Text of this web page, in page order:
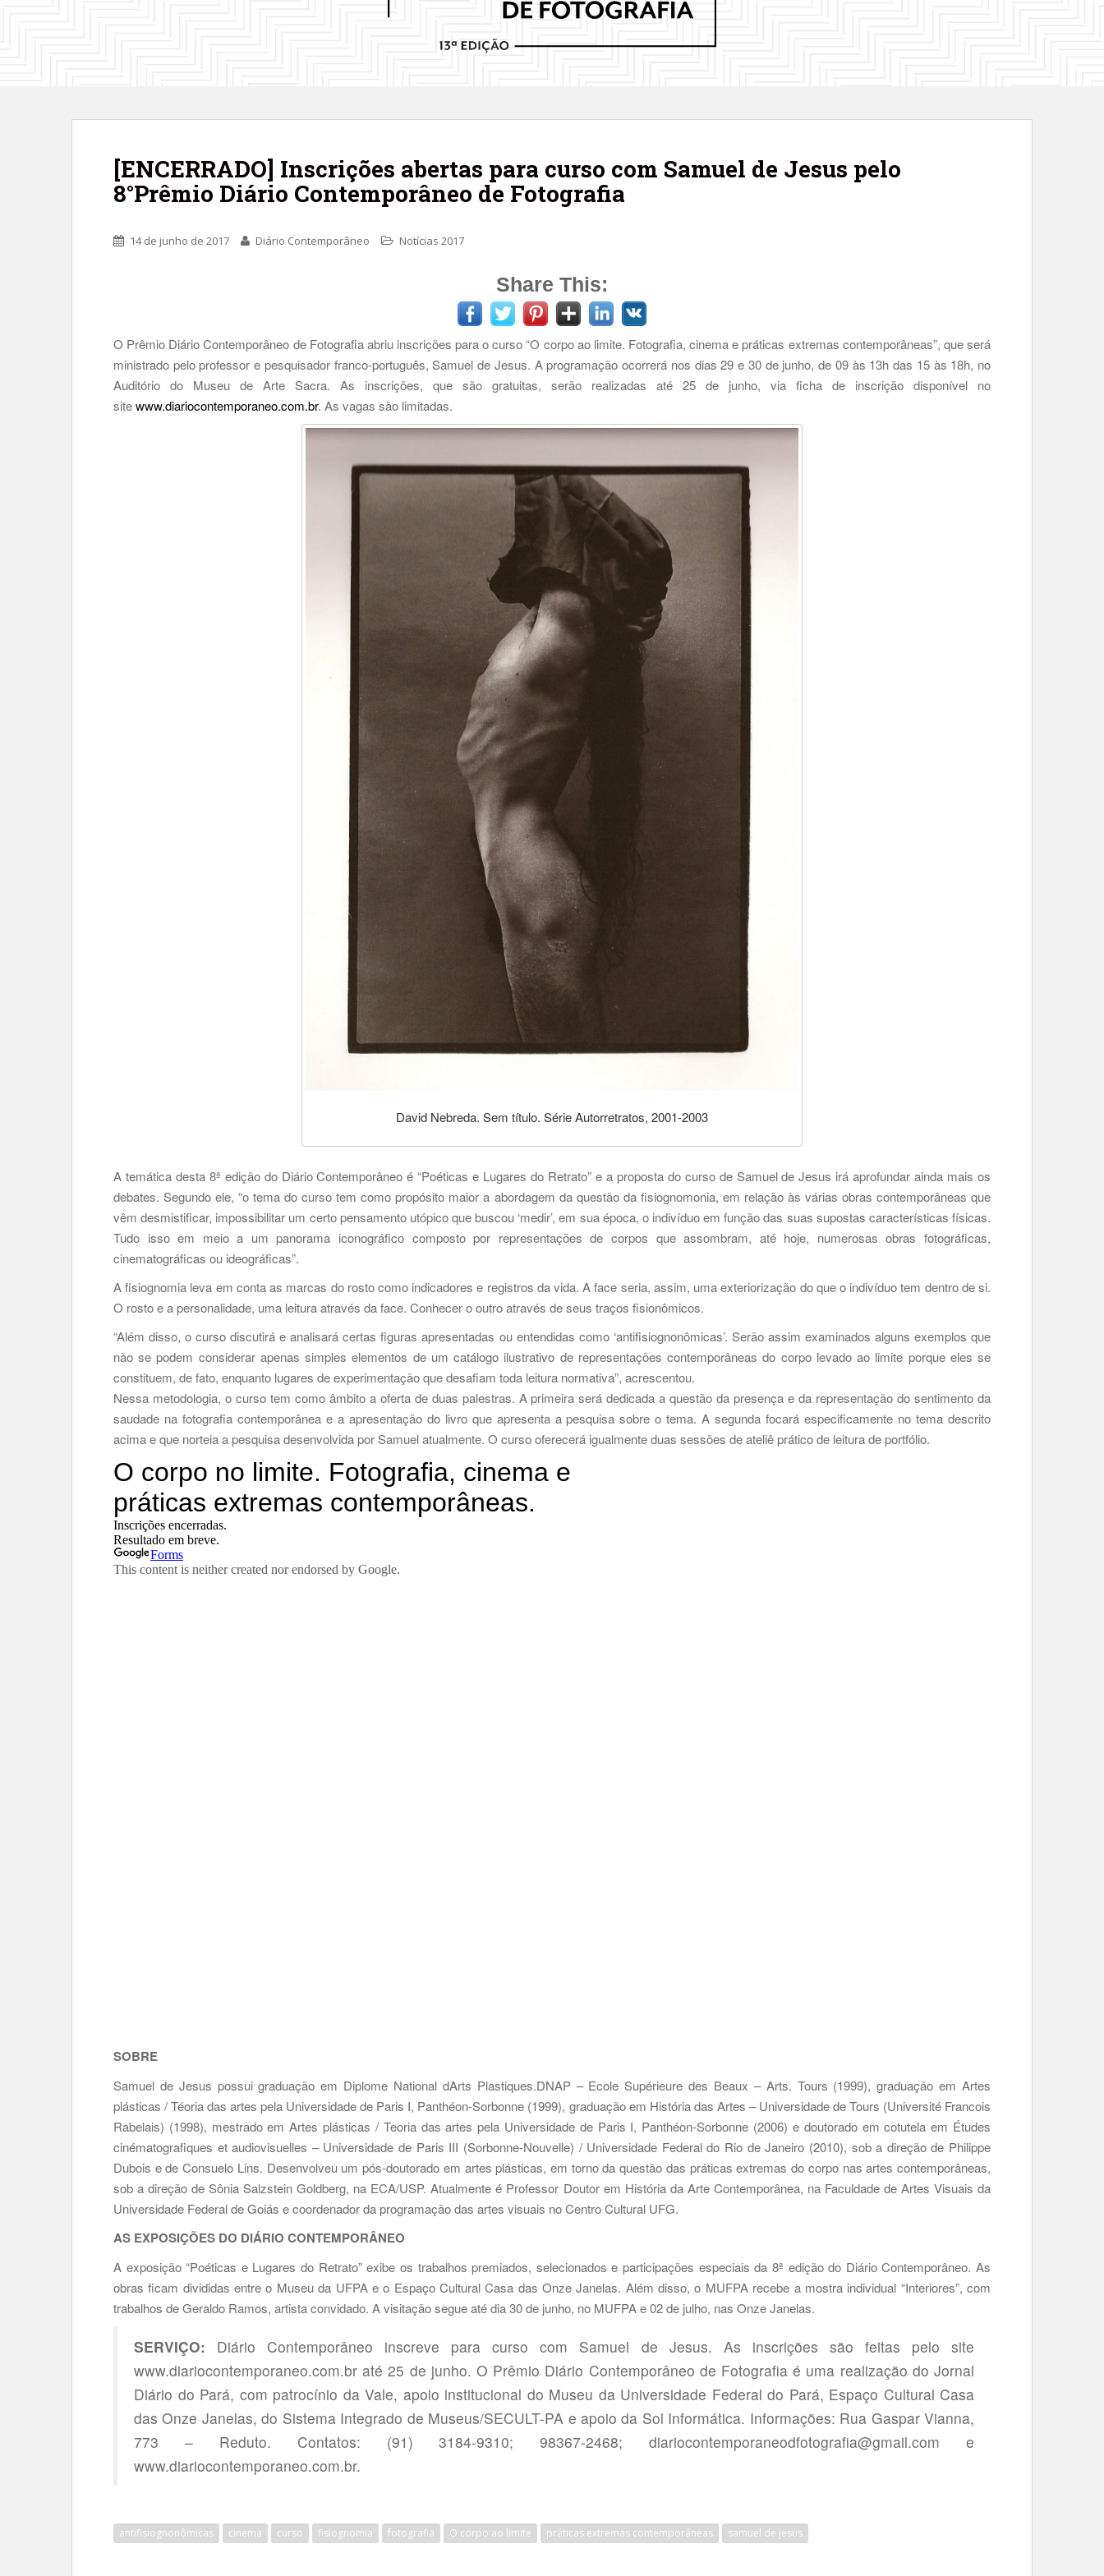
[ENCERRADO] Inscrições abertas para curso com Samuel de Jesus pelo
8°Prêmio Diário Contemporâneo de Fotografia
14 de junho de 2017 Diário Contemporâneo Notícias 2017
Share This:
O Prêmio Diário Contemporâneo de Fotografia abriu inscrições para o curso “O corpo ao limite. Fotografia, cinema e práticas extremas contemporâneas”, que será
ministrado pelo professor e pesquisador franco-português, Samuel de Jesus. A programação ocorrerá nos dias 29 e 30 de junho, de 09 às 13h das 15 às 18h, no
Auditório do Museu de Arte Sacra. As inscrições, que são gratuitas, serão realizadas até 25 de junho, via ficha de inscrição disponível no
sitewww.diariocontemporaneo.com.br. As vagas são limitadas.
David Nebreda. Sem título. Série Autorretratos, 2001-2003
A temática desta 8ª edição do Diário Contemporâneo é “Poéticas e Lugares do Retrato” e a proposta do curso de Samuel de Jesus irá aprofundar ainda mais os
debates. Segundo ele, “o tema do curso tem como propósito maior a abordagem da questão da fisiognomonia, em relação às várias obras contemporâneas que
vêm desmistificar, impossibilitar um certo pensamento utópico que buscou ‘medir’, em sua época, o indivíduo em função das suas supostas características físicas.
Tudo isso em meio a um panorama iconográfico composto por representações de corpos que assombram, até hoje, numerosas obras fotográficas,
cinematográficas ou ideográficas”.
A fisiognomia leva em conta as marcas do rosto como indicadores e registros da vida. A face seria, assim, uma exteriorização do que o indivíduo tem dentro de si.
O rosto e a personalidade, uma leitura através da face. Conhecer o outro através de seus traços fisionômicos.
“Além disso, o curso discutirá e analisará certas figuras apresentadas ou entendidas como ‘antifisiognonômicas’. Serão assim examinados alguns exemplos que
não se podem considerar apenas simples elementos de um catálogo ilustrativo de representações contemporâneas do corpo levado ao limite porque eles se
constituem, de fato, enquanto lugares de experimentação que desafiam toda leitura normativa”, acrescentou.
Nessa metodologia, o curso tem como âmbito a oferta de duas palestras. A primeira será dedicada a questão da presença e da representação do sentimento da
saudade na fotografia contemporânea e a apresentação do livro que apresenta a pesquisa sobre o tema. A segunda focará especificamente no tema descrito
acima e que norteia a pesquisa desenvolvida por Samuel atualmente. O curso oferecerá igualmente duas sessões de ateliê prático de leitura de portfólio.
SOBRE
Samuel de Jesus possui graduação em Diplome National dArts Plastiques.DNAP – Ecole Supérieure des Beaux – Arts. Tours (1999), graduação em Artes
plásticas / Téoria das artes pela Universidade de Paris I, Panthéon-Sorbonne (1999), graduação em História das Artes – Universidade de Tours (Université Francois
Rabelais) (1998), mestrado em Artes plásticas / Teoria das artes pela Universidade de Paris I, Panthéon-Sorbonne (2006) e doutorado em cotutela em Études
cinématografiques et audiovisuelles – Universidade de Paris III (Sorbonne-Nouvelle) / Universidade Federal do Rio de Janeiro (2010), sob a direção de Philippe
Dubois e de Consuelo Lins. Desenvolveu um pós-doutorado em artes plásticas, em torno da questão das práticas extremas do corpo nas artes contemporâneas,
sob a direção de Sônia Salzstein Goldberg, na ECA/USP. Atualmente é Professor Doutor em História da Arte Contemporânea, na Faculdade de Artes Visuais da
Universidade Federal de Goiás e coordenador da programação das artes visuais no Centro Cultural UFG.
AS EXPOSIÇÕES DO DIÁRIO CONTEMPORÂNEO
A exposição “Poéticas e Lugares do Retrato” exibe os trabalhos premiados, selecionados e participações especiais da 8ª edição do Diário Contemporâneo. As
obras ficam divididas entre o Museu da UFPA e o Espaço Cultural Casa das Onze Janelas. Além disso, o MUFPA recebe a mostra individual “Interiores”, com
trabalhos de Geraldo Ramos, artista convidado. A visitação segue até dia 30 de junho, no MUFPA e 02 de julho, nas Onze Janelas.
SERVIÇO: Diário Contemporâneo inscreve para curso com Samuel de Jesus. As inscrições são feitas pelo site
www.diariocontemporaneo.com.br até 25 de junho. O Prêmio Diário Contemporâneo de Fotografia é uma realização do Jornal
Diário do Pará, com patrocínio da Vale, apoio institucional do Museu da Universidade Federal do Pará, Espaço Cultural Casa
das Onze Janelas, do Sistema Integrado de Museus/SECULT-PA e apoio da Sol Informática. Informações: Rua Gaspar Vianna,
773 – Reduto. Contatos: (91) 3184-9310; 98367-2468; diariocontemporaneodfotografia@gmail.com e
www.diariocontemporaneo.com.br.
antifisiognonômicas cinema curso fisiognomia fotografia O corpo ao limite práticas extremas contemporâneas samuel de jesus